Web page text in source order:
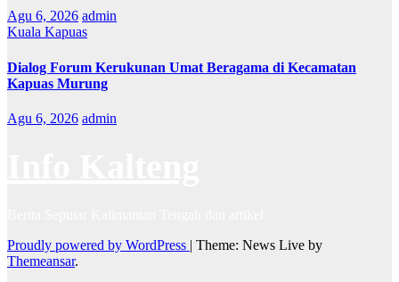
Agu 6, 2026 admin
Kuala Kapuas
Dialog Forum Kerukunan Umat Beragama di Kecamatan
Kapuas Murung
Agu 6, 2026 admin
Proudly powered by WordPress | Theme: News Live by
Themeansar.